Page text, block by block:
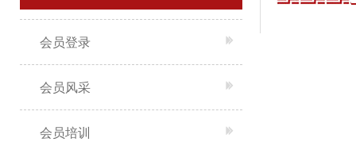
会员登录
会员风采
会员培训